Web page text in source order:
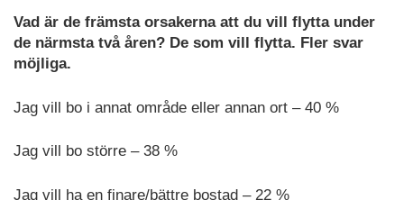
Vad är de främsta orsakerna att du vill flytta under
de närmsta två åren? De som vill flytta. Fler svar
möjliga.
Jag vill bo i annat område eller annan ort – 40 %
Jag vill bo större – 38 %
Jag vill ha en finare/bättre bostad – 22 %